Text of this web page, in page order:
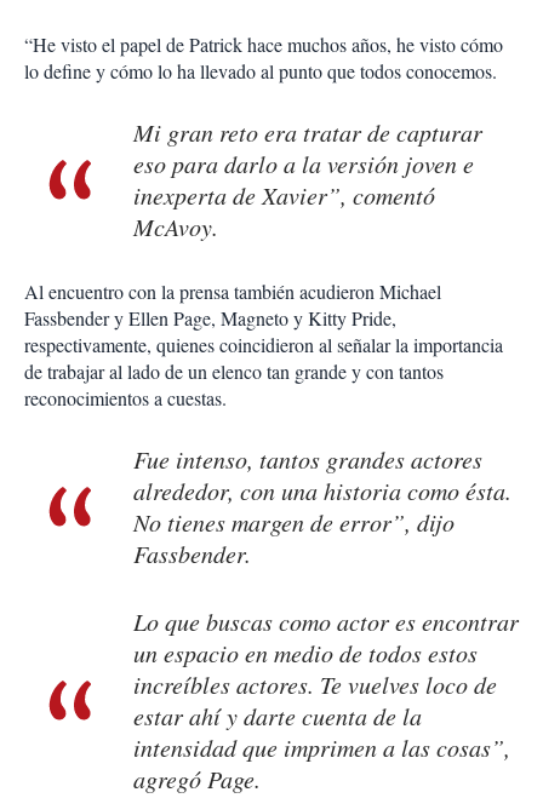
“He visto el papel de Patrick hace muchos años, he visto cómo
lo define y cómo lo ha llevado al punto que todos conocemos.
Mi gran reto era tratar de capturar
eso para darlo a la versión joven e
inexperta de Xavier”, comentó
McAvoy.
Al encuentro con la prensa también acudieron Michael
Fassbender y Ellen Page, Magneto y Kitty Pride,
respectivamente, quienes coincidieron al señalar la importancia
de trabajar al lado de un elenco tan grande y con tantos
reconocimientos a cuestas.
Fue intenso, tantos grandes actores
alrededor, con una historia como ésta.
No tienes margen de error”, dijo
Fassbender.
Lo que buscas como actor es encontrar
un espacio en medio de todos estos
increíbles actores. Te vuelves loco de
estar ahí y darte cuenta de la
intensidad que imprimen a las cosas”,
agregó Page.